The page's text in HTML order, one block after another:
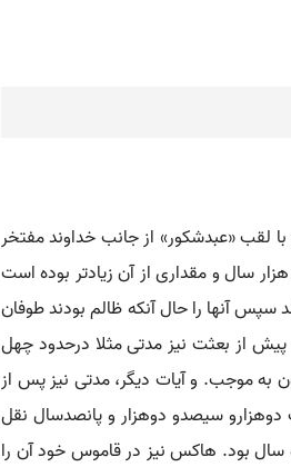
لقب «عبدشکور» از جانب خداوند مفتخر
سال و مقداری از آن زیادتر بوده است
سپس آنها را حال آنکه ظالم بودند طوفان
از بعثت نیز مدتی مثلا درحدود چهل
به موجب. و آیات دیگر، مدتی نیز پس از
دوهزارو سیصدو دوهزار و پانصدسال نقل
سال بود. هاکس نیز در قاموس خود آن را